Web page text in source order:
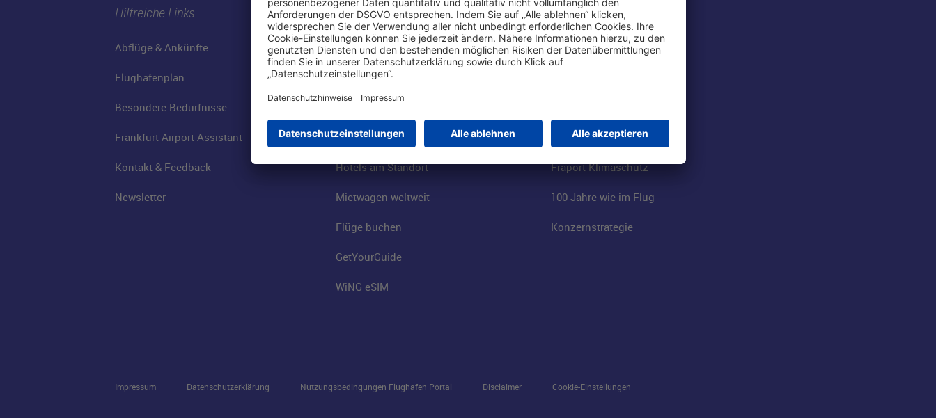
Hilfreiche Links
Abflüge & Ankünfte
Flughafenplan
Besondere Bedürfnisse
Frankfurt Airport Assistant
Kontakt & Feedback
Newsletter
Online einkaufen & buchen
Parkplätze
Online-Shop
Besucherservices
FRA SmartWay
Hotels am Standort
Mietwagen weltweit
Flüge buchen
GetYourGuide
WiNG eSIM
Über uns
Fraport AG
Jobs am Airport
Fraport Klimaschutz
100 Jahre wie im Flug
Konzernstrategie
Impressum Datenschutzerklärung Nutzungsbedingungen Flughafen Portal Disclaimer Cookie-Einstellungen